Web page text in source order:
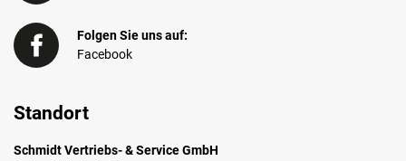
Folgen Sie uns auf:
Facebook
Standort
Schmidt Vertriebs- & Service GmbH